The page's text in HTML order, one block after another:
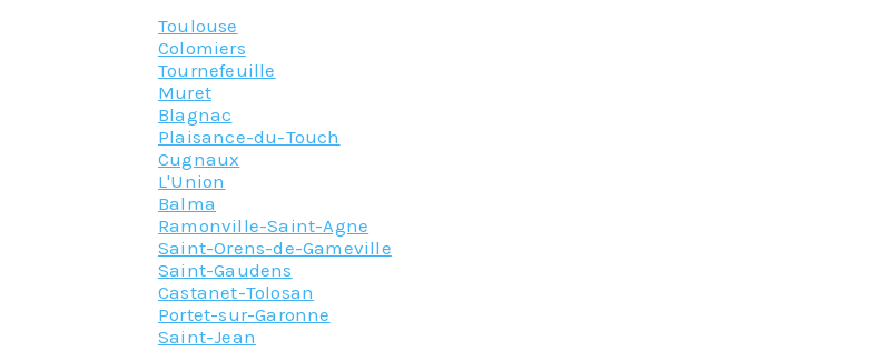
Toulouse
Colomiers
Tournefeuille
Muret
Blagnac
Plaisance-du-Touch
Cugnaux
L'Union
Balma
Ramonville-Saint-Agne
Saint-Orens-de-Gameville
Saint-Gaudens
Castanet-Tolosan
Portet-sur-Garonne
Saint-Jean